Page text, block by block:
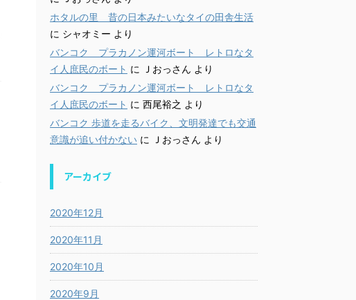
ホタルの里 昔の日本みたいなタイの田舎生活
に シャオミー より
バンコク プラカノン運河ボート レトロなタ
イ人庶民のボート に Ｊおっさん より
バンコク プラカノン運河ボート レトロなタ
イ人庶民のボート に 西尾裕之 より
バンコク 歩道を走るバイク、文明発達でも交通
意識が追い付かない に Ｊおっさん より
アーカイブ
2020年12月
2020年11月
2020年10月
2020年9月